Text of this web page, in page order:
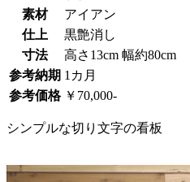
計
事
務
所
の
素材
アイアン
仕上
黒艶消し
寸法
高さ13cm 幅約80cm
参考納期 1カ月
参考価格 ￥70,000-
シンプルな切り文字の看板